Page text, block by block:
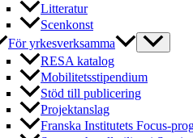
Litteratur
Scenkonst
För yrkesverksamma
RESA katalog
Mobilitetsstipendium
Stöd till publicering
Projektanslag
Franska Institutets Focus-